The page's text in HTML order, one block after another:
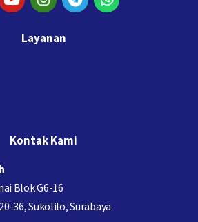
Layanan
Kontak Kami
Blok G6-16
36, Sukolilo, Surabaya